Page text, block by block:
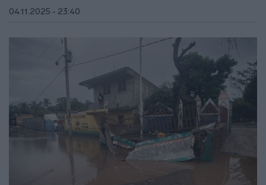
04.11.2025 - 23:40